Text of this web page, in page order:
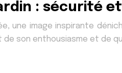
: sécurité
une image inspirante
de son enthousiasme et de